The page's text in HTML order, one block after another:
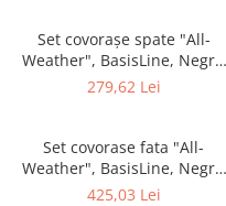
Aripă spate
Armatura
Bara fata
Bara spate
Set covorașe spate "All-
Weather", BasisLine, Negru
Antracit O.E. 51472461169 -
279,62 Lei
Set covorase fata "All-
Weather", BasisLine, Negru
Antracit - BMW Seria 7 G11
425,03 Lei